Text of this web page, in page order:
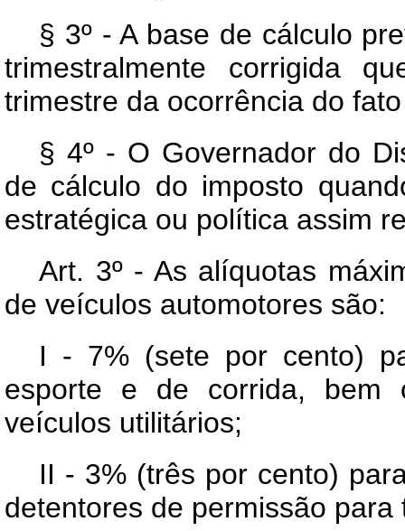
§ 3º - A base de cálculo
trimestralmente corrigida
trimestre da ocorrência do
§ 4º - O Governador do
de cálculo do imposto
estratégica ou política assim
Art. 3º - As alíquotas
de veículos automotores são:
I - 7% (sete por cento)
esporte e de corrida, bem
veículos utilitários;
II - 3% (três por cento)
detentores de permissão